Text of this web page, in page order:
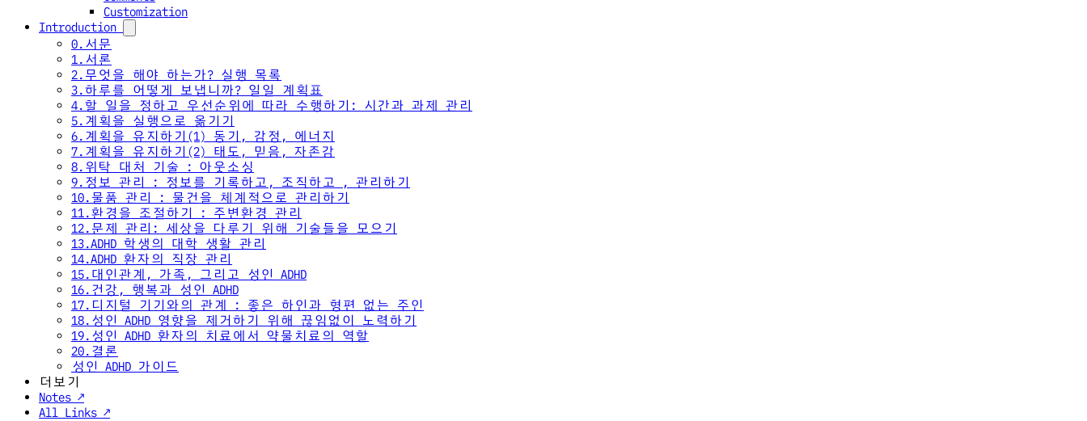
Customization
Introduction
0.서문
1.서론
2.무엇을 해야 하는가? 실행 목록
3.하루를 어떻게 보냅니까? 일일 계획표
4.할 일을 정하고 우선순위에 따라 수행하기: 시간과 과제 관리
5.계획을 실행으로 옮기기
6.계획을 유지하기(1) 동기, 감정, 에너지
7.계획을 유지하기(2) 태도, 믿음, 자존감
8.위탁 대처 기술 : 아웃소싱
9.정보 관리 : 정보를 기록하고, 조직하고 , 관리하기
10.물품 관리 : 물건을 체계적으로 관리하기
11.환경을 조절하기 : 주변환경 관리
12.문제 관리: 세상을 다루기 위해 기술들을 모으기
13.ADHD 학생의 대학 생활 관리
14.ADHD 환자의 직장 관리
15.대인관계, 가족, 그리고 성인 ADHD
16.건강, 행복과 성인 ADHD
17.디지털 기기와의 관계 : 좋은 하인과 형편 없는 주인
18.성인 ADHD 영향을 제거하기 위해 끊임없이 노력하기
19.성인 ADHD 환자의 치료에서 약물치료의 역할
20.결론
성인 ADHD 가이드
더보기
Notes ↗
All Links ↗